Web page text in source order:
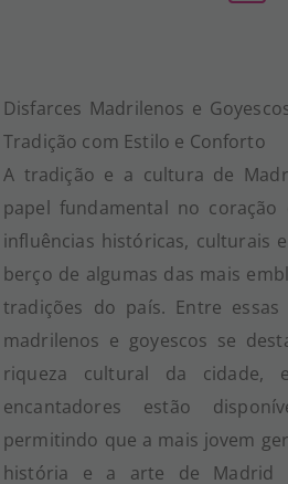
Disfarces Madrilenos e
Tradição com Estilo e Conforto
A tradição e a cultura de
papel fundamental no coração
influências históricas, culturais
berço de algumas das mais
tradições do país. Entre
madrilenos e goyescos se
riqueza cultural da cidade,
encantadores estão
permitindo que a mais jovem
história e a arte de Madrid